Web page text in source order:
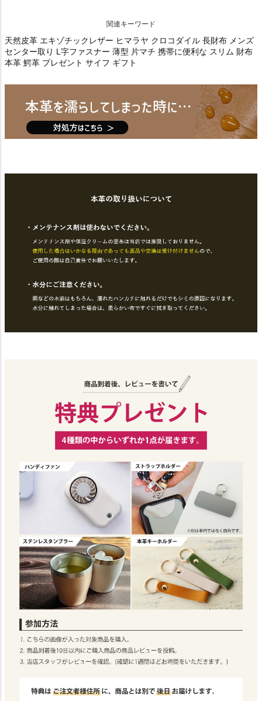
関連キーワード
天然皮革 エキゾチックレザー ヒマラヤ クロコダイル 長財布 メンズ
センター取り L字ファスナー 薄型 片マチ 携帯に便利な スリム 財布
本革 鰐革 プレゼント サイフ ギフト